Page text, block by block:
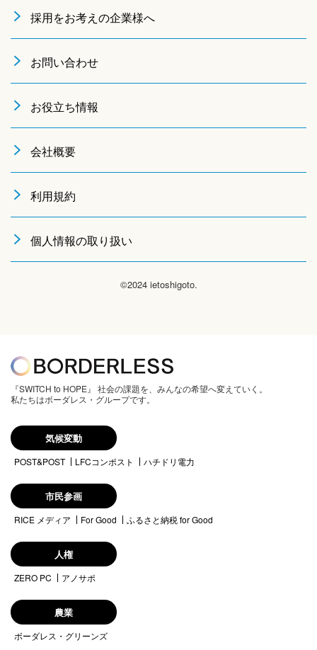
採用をお考えの企業様へ
お問い合わせ
お役立ち情報
会社概要
利用規約
個人情報の取り扱い
©2024 ietoshigoto.
『SWITCH to HOPE』 社会の課題を、みんなの希望へ変えていく。
私たちはボーダレス・グループです。
気候変動
POST&POST LFCコンポスト ハチドリ電力
市民参画
RICE メディア For Good ふるさと納税 for Good
人権
ZERO PC アノサポ
農業
ボーダレス・グリーンズ